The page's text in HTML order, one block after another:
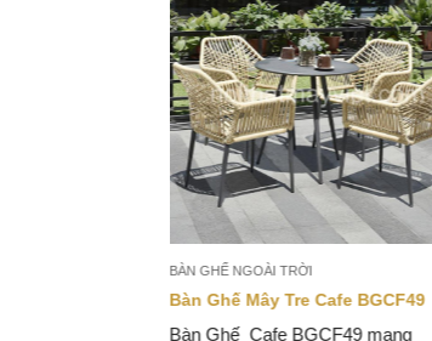
BÀN GHẾ NGOÀI TRỜI
Bàn Ghế Mây Tre Cafe BGCF49
Bàn Ghế Cafe BGCF49 mang